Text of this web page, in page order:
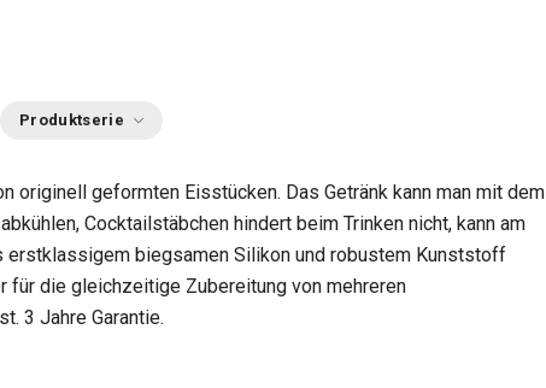
Produktserie
originell geformten Eisstücken. Das Getränk kann man mit dem
Cocktailstäbchen hindert beim Trinken nicht, kann am
erstklassigem biegsamen Silikon und robustem Kunststoff
für die gleichzeitige Zubereitung von mehreren
3 Jahre Garantie.